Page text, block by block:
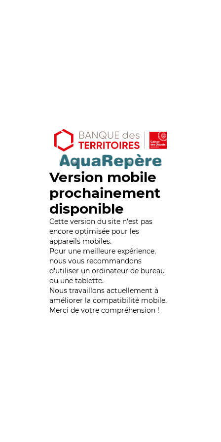
Version mobile
prochainement
disponible
Cette version du site n’est pas
encore optimisée pour les
appareils mobiles.
Pour une meilleure expérience,
nous vous recommandons
d'utiliser un ordinateur de bureau
ou une tablette.
Nous travaillons actuellement à
améliorer la compatibilité mobile.
Merci de votre compréhension !